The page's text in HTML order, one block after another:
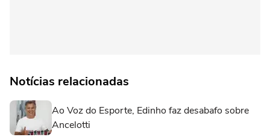
Notícias relacionadas
Ao Voz do Esporte, Edinho faz desabafo sobre
Ancelotti